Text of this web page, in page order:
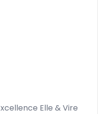
Elle & Vire